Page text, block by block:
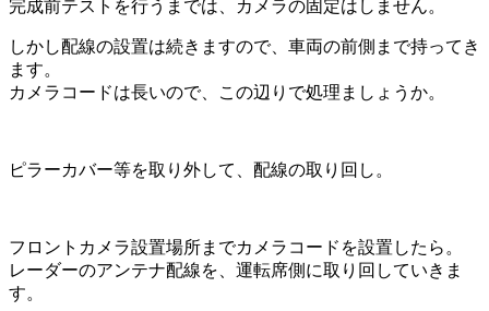
完成前テストを行うまでは、カメラの固定はしません。
しかし配線の設置は続きますので、車両の前側まで持ってき
ます。
カメラコードは長いので、この辺りで処理ましょうか。
ピラーカバー等を取り外して、配線の取り回し。
フロントカメラ設置場所までカメラコードを設置したら。
レーダーのアンテナ配線を、運転席側に取り回していきま
す。